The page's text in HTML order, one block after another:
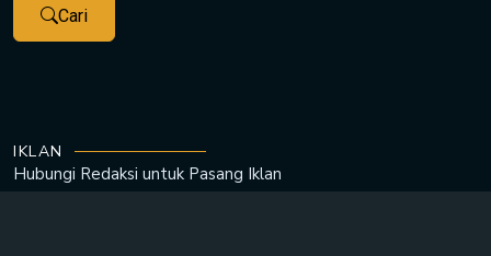
Cari
IKLAN
Hubungi Redaksi untuk Pasang Iklan